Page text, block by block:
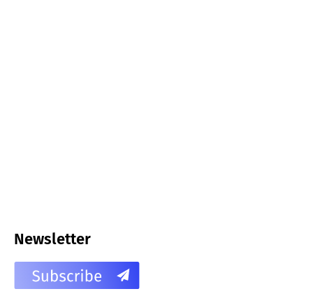
Newsletter